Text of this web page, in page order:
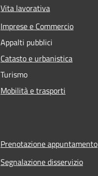
Vita lavorativa
Imprese e Commercio
Appalti pubblici
Catasto e urbanistica
Turismo
Mobilità e trasporti
Prenotazione appuntamento
Segnalazione disservizio